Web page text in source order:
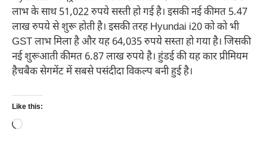
लाभ के साथ 51,022 रुपये सस्ती हो गई है। इसकी नई कीमत 5.47
लाख रुपये से शुरू होती है। इसकी तरह Hyundai i20 को को भी
GST लाभ मिला है और यह 64,035 रुपये सस्ता हो गया है। जिसकी
नई शुरूआती कीमत 6.87 लाख रुपये है। हुंडई की यह कार प्रीमियम
हैचबैक सेगमेंट में सबसे पसंदीदा विकल्प बनी हुई है।
Like this:
Loading…